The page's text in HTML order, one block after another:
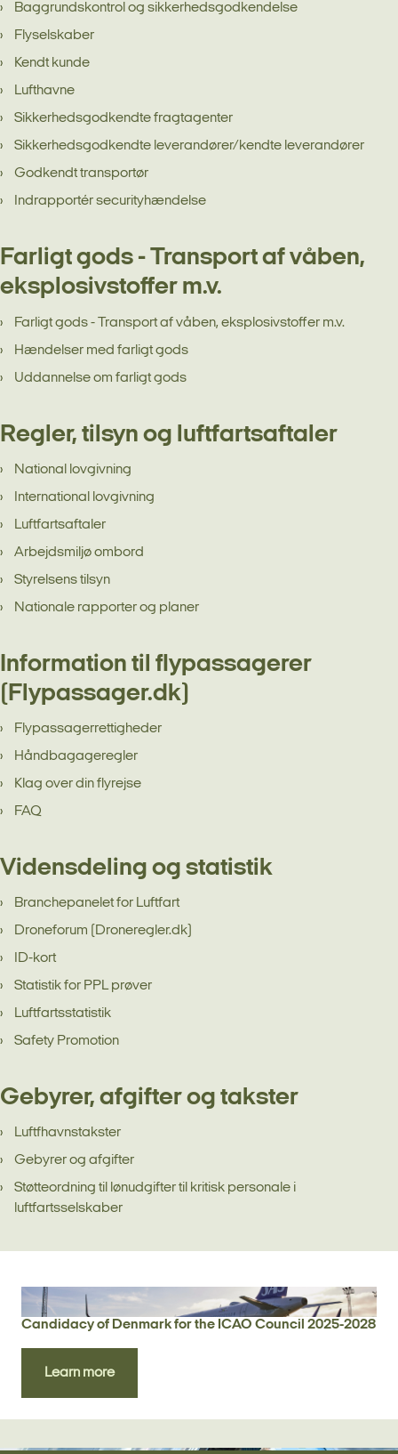
Baggrundskontrol og sikkerhedsgodkendelse
Flyselskaber
Kendt kunde
Lufthavne
Sikkerhedsgodkendte fragtagenter
Sikkerhedsgodkendte leverandører/kendte leverandører
Godkendt transportør
Indrapportér securityhændelse
Farligt gods - Transport af våben,
eksplosivstoffer m.v.
Farligt gods - Transport af våben, eksplosivstoffer m.v.
Hændelser med farligt gods
Uddannelse om farligt gods
Regler, tilsyn og luftfartsaftaler
National lovgivning
International lovgivning
Luftfartsaftaler
Arbejdsmiljø ombord
Styrelsens tilsyn
Nationale rapporter og planer
Information til flypassagerer
(Flypassager.dk)
Flypassagerrettigheder
Håndbagageregler
Klag over din flyrejse
FAQ
Vidensdeling og statistik
Branchepanelet for Luftfart
Droneforum (Droneregler.dk)
ID-kort
Statistik for PPL prøver
Luftfartsstatistik
Safety Promotion
Gebyrer, afgifter og takster
Luftfhavnstakster
Gebyrer og afgifter
Støtteordning til lønudgifter til kritisk personale i
luftfartsselskaber
Candidacy of Denmark for the ICAO Council 2025-2028
Learn more